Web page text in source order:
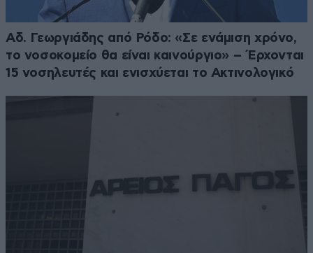
Αδ. Γεωργιάδης από Ρόδο: «Σε ενάμιση χρόνο,
το νοσοκομείο θα είναι καινούργιο» – Έρχονται
15 νοσηλευτές και ενισχύεται το Ακτινολογικό